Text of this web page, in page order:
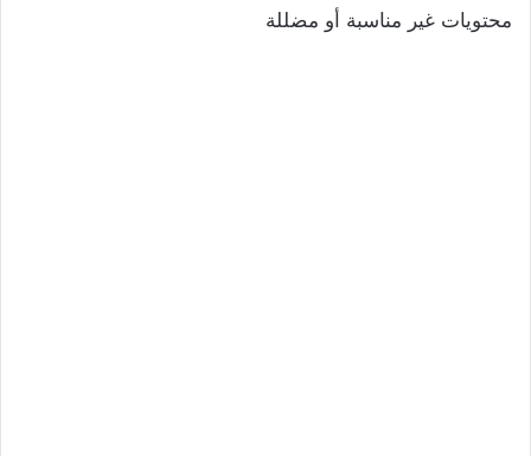
محتويات غير مناسبة أو مضللة